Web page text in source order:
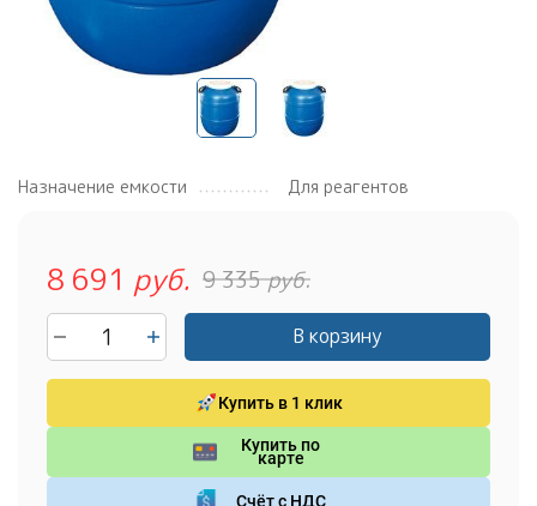
Назначение емкости Для реагентов
8 691 руб. 9 335руб.
В корзину
Купить в 1 клик
Купить по
карте
Счёт с НДС